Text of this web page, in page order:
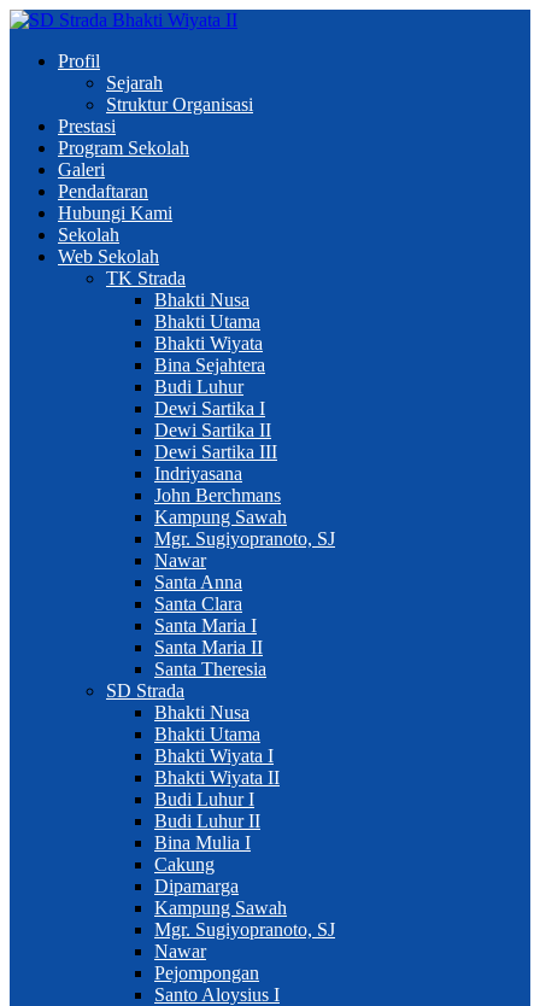
Profil
Sejarah
Struktur Organisasi
Prestasi
Program Sekolah
Galeri
Pendaftaran
Hubungi Kami
Sekolah
Web Sekolah
TK Strada
Bhakti Nusa
Bhakti Utama
Bhakti Wiyata
Bina Sejahtera
Budi Luhur
Dewi Sartika I
Dewi Sartika II
Dewi Sartika III
Indriyasana
John Berchmans
Kampung Sawah
Mgr. Sugiyopranoto, SJ
Nawar
Santa Anna
Santa Clara
Santa Maria I
Santa Maria II
Santa Theresia
SD Strada
Bhakti Nusa
Bhakti Utama
Bhakti Wiyata I
Bhakti Wiyata II
Budi Luhur I
Budi Luhur II
Bina Mulia I
Cakung
Dipamarga
Kampung Sawah
Mgr. Sugiyopranoto, SJ
Nawar
Pejompongan
Santo Aloysius I